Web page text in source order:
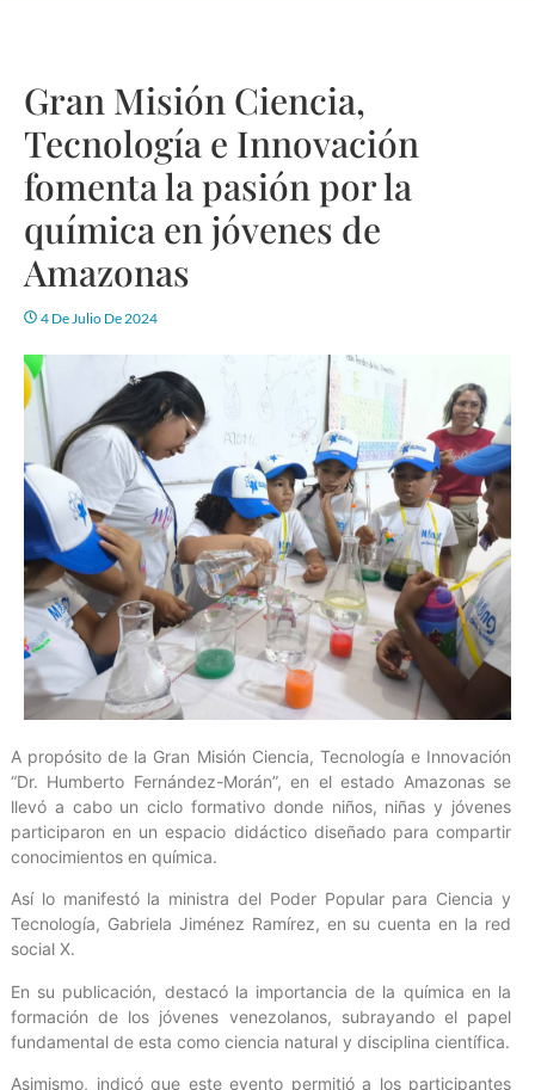
Gran Misión Ciencia,
Tecnología e Innovación
fomenta la pasión por la
química en jóvenes de
Amazonas
4 De Julio De 2024
A propósito de la Gran Misión Ciencia, Tecnología e Innovación
“Dr. Humberto Fernández-Morán”, en el estado Amazonas se
llevó a cabo un ciclo formativo donde niños, niñas y jóvenes
participaron en un espacio didáctico diseñado para compartir
conocimientos en química.
Así lo manifestó la ministra del Poder Popular para Ciencia y
Tecnología, Gabriela Jiménez Ramírez, en su cuenta en la red
social X.
En su publicación, destacó la importancia de la química en la
formación de los jóvenes venezolanos, subrayando el papel
fundamental de esta como ciencia natural y disciplina científica.
Asimismo, indicó que este evento permitió a los participantes